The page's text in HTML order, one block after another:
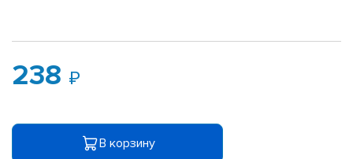
238
В корзину